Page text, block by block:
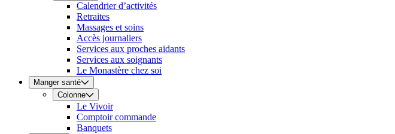
Calendrier d’activités
Retraites
Massages et soins
Accès journaliers
Services aux proches aidants
Services aux soignants
Le Monastère chez soi
Manger santé
Colonne
Le Vivoir
Comptoir commande
Banquets